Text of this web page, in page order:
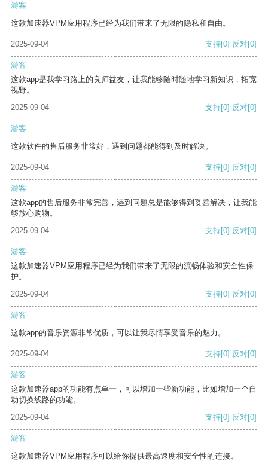
游客
这款加速器VPM应用程序已经为我们带来了无限的隐私和自由。
2025-09-04 支持[0] 反对[0]
游客
这款app是我学习路上的良师益友，让我能够随时随地学习新知识，拓宽
视野。
2025-09-04
支持[0] 反对[0]
游客
这款软件的售后服务非常好，遇到问题都能得到及时解决。
2025-09-04 支持[0] 反对[0]
游客
这款app的售后服务非常完善，遇到问题总是能够得到妥善解决，让我能
够放心购物。
2025-09-04
支持[0] 反对[0]
游客
这款加速器VPM应用程序已经为我们带来了无限的流畅体验和安全性保
护。
2025-09-04
支持[0] 反对[0]
游客
这款app的音乐资源非常优质，可以让我尽情享受音乐的魅力。
2025-09-04 支持[0] 反对[0]
游客
这款加速器app的功能有点单一，可以增加一些新功能，比如增加一个自
动切换线路的功能。
2025-09-04
支持[0] 反对[0]
游客
这款加速器VPM应用程序可以给你提供最高速度和安全性的连接。